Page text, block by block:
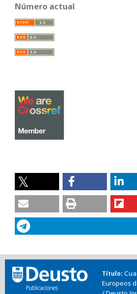
Número actual
Título
Europeos